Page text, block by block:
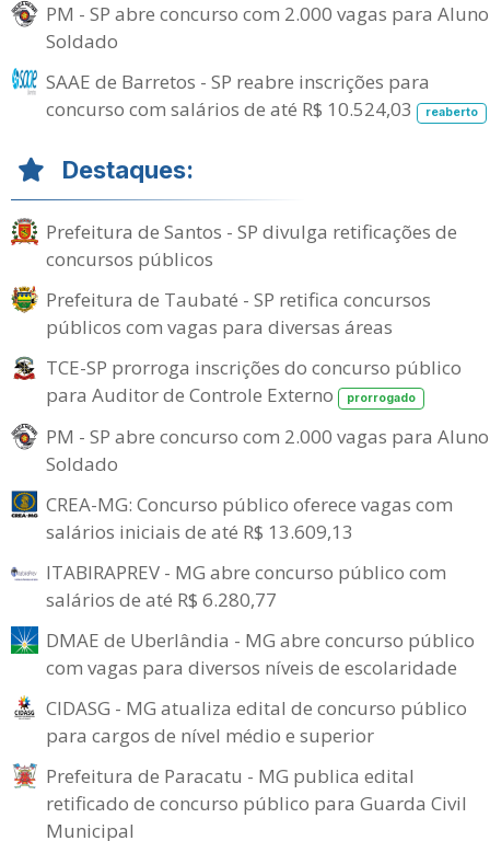
PM - SP abre concurso com 2.000 vagas para
Soldado
SAAE de Barretos - SP reabre inscrições para
concurso com salários de até R$ 10.524,03
reaberto
Destaques:
Prefeitura de Santos - SP divulga retificações de
concursos públicos
Prefeitura de Taubaté - SP retifica concursos
públicos com vagas para diversas áreas
TCE-SP prorroga inscrições do concurso público
para Auditor de Controle Externo
prorrogado
PM - SP abre concurso com 2.000 vagas para
Soldado
CREA-MG: Concurso público oferece vagas com
salários iniciais de até R$ 13.609,13
ITABIRAPREV - MG abre concurso público com
salários de até R$ 6.280,77
DMAE de Uberlândia - MG abre concurso público
com vagas para diversos níveis de escolaridade
CIDASG - MG atualiza edital de concurso público
para cargos de nível médio e superior
Prefeitura de Paracatu - MG publica edital
retificado de concurso público para Guarda Civil
Municipal